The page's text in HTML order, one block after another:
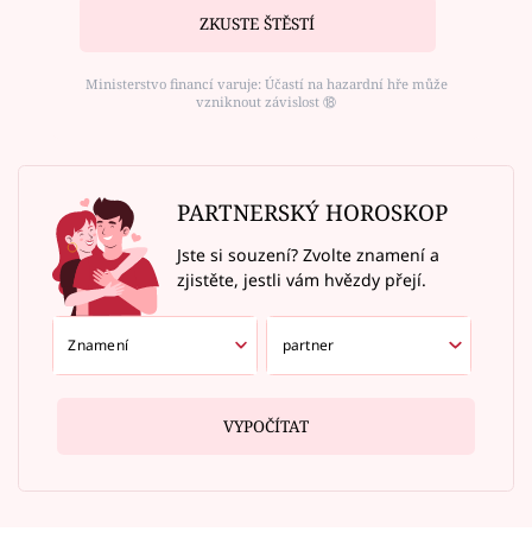
ZKUSTE ŠTĚSTÍ
Ministerstvo financí varuje: Účastí na hazardní hře může
vzniknout závislost ⑱
PARTNERSKÝ HOROSKOP
Jste si souzení? Zvolte znamení a
zjistěte, jestli vám hvězdy přejí.
VYPOČÍTAT